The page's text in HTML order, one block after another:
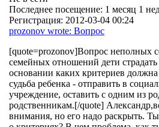
Последнее посещение: 1 месяц 1
Регистрация: 2012-03-04 00:24
prozonov wrote: Вопрос
[quote=prozonov]Вопрос неполных
семейных отношений дети
основании каких критериев
судьба ребенка - отправить в
учреждение, оставить с одним из
родственникам.[/quote]
внимания, но его надо раскрыть.